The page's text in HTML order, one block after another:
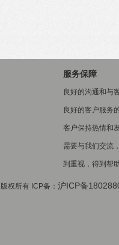
服务保障
良好的沟通和与
良好的客户服务
客户保持热情和
需要与我们交流
到重视，得到帮
权所有 ICP备： 沪ICP备